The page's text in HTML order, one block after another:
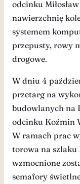
odcinku
nawierzchnię
systemem
przepusty, rowy
drogowe.
W dniu 4
przetarg na
budowlanych na
odcinku Koźmin
W ramach prac
torowa na szlaku
wzmocnione
semafory